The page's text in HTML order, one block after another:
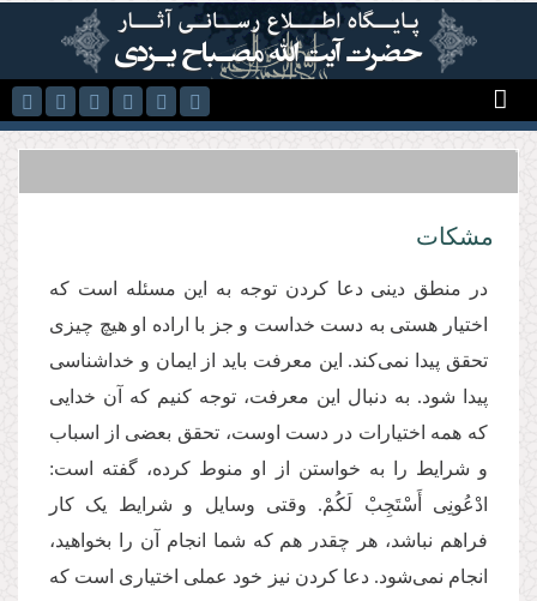
رفتن به محتوای اصلی
مشکات
در منطق دینی دعا کردن توجه به این مسئله است که
اختیار هستی به دست خداست و جز با اراده او هیچ چیزی
تحقق پیدا نمی‌کند. این معرفت باید از ایمان و خداشناسی
پیدا شود. به دنبال این معرفت، توجه کنیم که آن خدایی
که همه اختیارات در دست اوست، تحقق بعضی از اسباب
و شرایط را به خواستن از او منوط کرده، گفته است:
ادْعُونِی أَسْتَجِبْ لَكُمْ. وقتی وسایل و شرایط یک کار
فراهم نباشد، هر چقدر هم که شما انجام آن را بخواهید،
انجام نمی‌شود. دعا کردن نیز خود عملی اختیاری است که